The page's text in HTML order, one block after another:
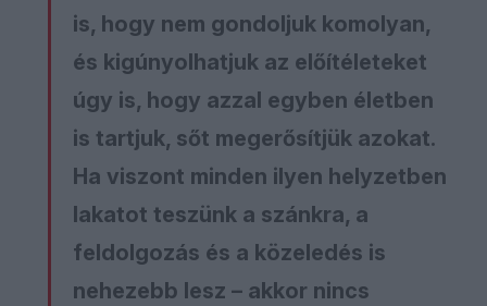
is, hogy nem gondoljuk komolyan,
és kigúnyolhatjuk az előítéleteket
úgy is, hogy azzal egyben életben
is tartjuk, sőt megerősítjük azokat.
Ha viszont minden ilyen helyzetben
lakatot teszünk a szánkra, a
feldolgozás és a közeledés is
nehezebb lesz – akkor nincs